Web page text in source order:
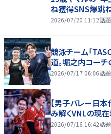
ね獲得SNS爆跳
2026/07/20 11:12話
競泳チーム「
道。堀之内コー
2026/07/17 06:06話
【男子バレー日
み解くVNLの現
2026/07/16 16:42話